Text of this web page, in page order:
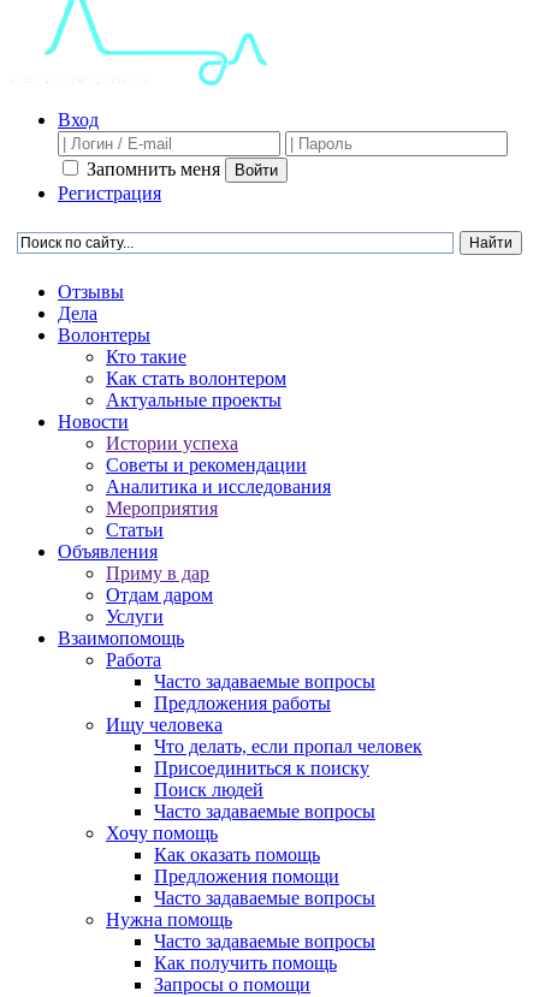
Вход
Запомнить меня Войти
Регистрация
Отзывы
Дела
Волонтеры
Кто такие
Как стать волонтером
Актуальные проекты
Новости
Истории успеха
Советы и рекомендации
Аналитика и исследования
Мероприятия
Статьи
Объявления
Приму в дар
Отдам даром
Услуги
Взаимопомощь
Работа
Часто задаваемые вопросы
Предложения работы
Ищу человека
Что делать, если пропал человек
Присоединиться к поиску
Поиск людей
Часто задаваемые вопросы
Хочу помощь
Как оказать помощь
Предложения помощи
Часто задаваемые вопросы
Нужна помощь
Часто задаваемые вопросы
Как получить помощь
Запросы о помощи